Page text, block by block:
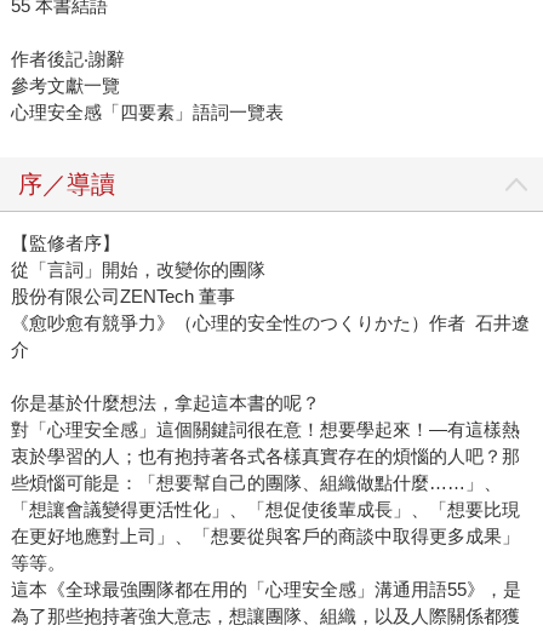
55 本書結語
作者後記‧謝辭
參考文獻一覽
心理安全感「四要素」語詞一覽表
序／導讀
【監修者序】
從「言詞」開始，改變你的團隊
股份有限公司ZENTech 董事
《愈吵愈有競爭力》（心理的安全性のつくりかた）作者 石井遼
介
你是基於什麼想法，拿起這本書的呢？
對「心理安全感」這個關鍵詞很在意！想要學起來！—有這樣熱
衷於學習的人；也有抱持著各式各樣真實存在的煩惱的人吧？那
些煩惱可能是：「想要幫自己的團隊、組織做點什麼……」、
「想讓會議變得更活性化」、「想促使後輩成長」、「想要比現
在更好地應對上司」、「想要從與客戶的商談中取得更多成果」
等等。
這本《全球最強團隊都在用的「心理安全感」溝通用語55》，是
為了那些抱持著強大意志，想讓團隊、組織，以及人際關係都獲